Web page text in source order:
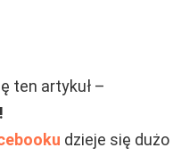
ten artykuł –
dzieje się dużo